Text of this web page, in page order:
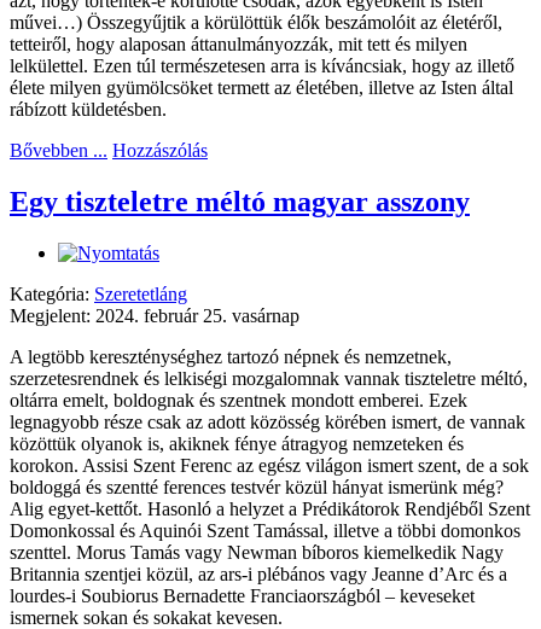
művei…) Összegyűjtik a körülöttük élők beszámolóit az életéről,
tetteiről, hogy alaposan áttanulmányozzák, mit tett és milyen
lelkülettel. Ezen túl természetesen arra is kíváncsiak, hogy az illető
élete milyen gyümölcsöket termett az életében, illetve az Isten által
rábízott küldetésben.
Bővebben ... Hozzászólás
Egy tiszteletre méltó magyar asszony
Kategória: Szeretetláng
Megjelent: 2024. február 25. vasárnap
A legtöbb kereszténységhez tartozó népnek és nemzetnek,
szerzetesrendnek és lelkiségi mozgalomnak vannak tiszteletre méltó,
oltárra emelt, boldognak és szentnek mondott emberei. Ezek
legnagyobb része csak az adott közösség körében ismert, de vannak
közöttük olyanok is, akiknek fénye átragyog nemzeteken és
korokon. Assisi Szent Ferenc az egész világon ismert szent, de a sok
boldoggá és szentté ferences testvér közül hányat ismerünk még?
Alig egyet-kettőt. Hasonló a helyzet a Prédikátorok Rendjéből Szent
Domonkossal és Aquinói Szent Tamással, illetve a többi domonkos
szenttel. Morus Tamás vagy Newman bíboros kiemelkedik Nagy
Britannia szentjei közül, az ars-i plébános vagy Jeanne d’Arc és a
lourdes-i Soubiorus Bernadette Franciaországból – keveseket
ismernek sokan és sokakat kevesen.